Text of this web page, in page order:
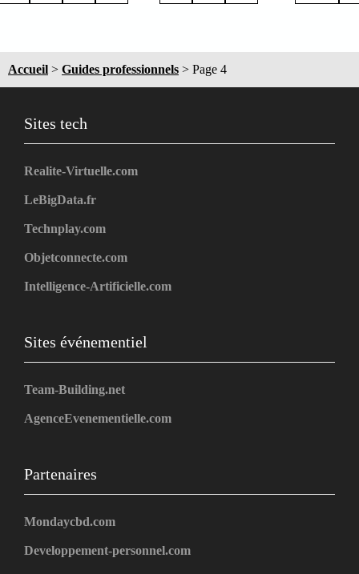
Accueil > Guides professionnels > Page 4
Sites tech
Realite-Virtuelle.com
LeBigData.fr
Technplay.com
Objetconnecte.com
Intelligence-Artificielle.com
Sites événementiel
Team-Building.net
AgenceEvenementielle.com
Partenaires
Mondaycbd.com
Developpement-personnel.com